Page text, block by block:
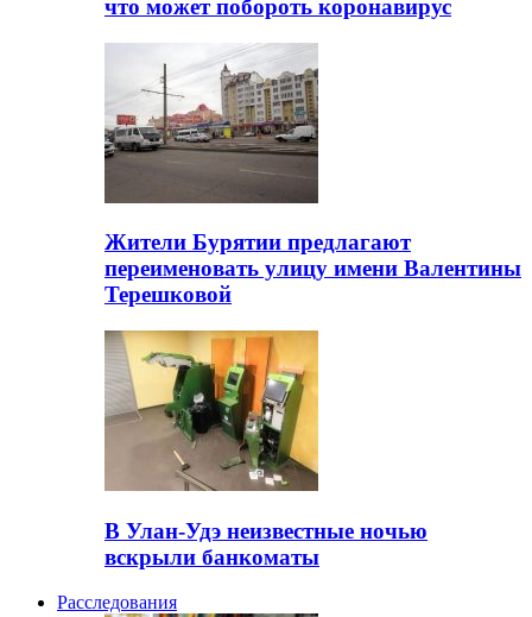
что может побороть коронавирус
Жители Бурятии предлагают
переименовать улицу имени Валентины
Терешковой
В Улан-Удэ неизвестные ночью
вскрыли банкоматы
Расследования